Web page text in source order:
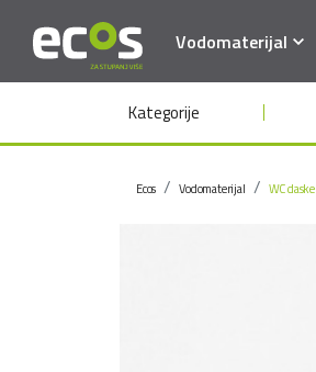
Vodomaterijal
Kategorije
Ecos Vodomaterijal WC daske